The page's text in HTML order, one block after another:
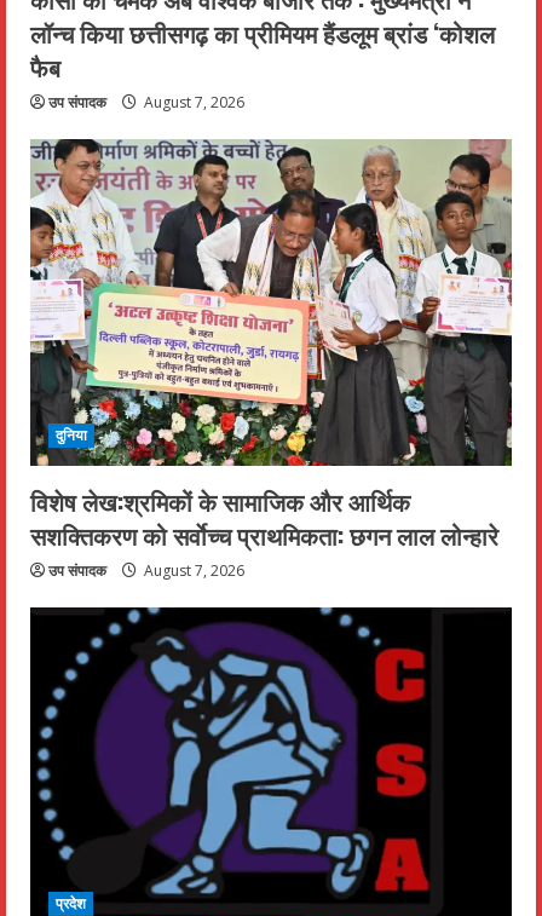
लॉन्च किया छत्तीसगढ़ का प्रीमियम हैंडलूम ब्रांड ‘कोशल
फैब
उप संपादक August 7, 2026
दुनिया
विशेष लेख:श्रमिकों के सामाजिक और आर्थिक
सशक्तिकरण को सर्वाेच्च प्राथमिकता: छगन लाल लोन्हारे
उप संपादक August 7, 2026
प्रदेश